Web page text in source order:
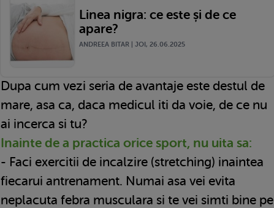
Linea nigra: ce este și de ce
apare?
ANDREEA BITAR | JOI, 26.06.2025
Dupa cum vezi seria de avantaje este destul de
mare, asa ca, daca medicul iti da voie, de ce nu
ai incerca si tu?
Inainte de a practica orice sport, nu uita sa:
- Faci exercitii de incalzire (stretching) inaintea
fiecarui antrenament. Numai asa vei evita
neplacuta febra musculara si te vei simti bine pe